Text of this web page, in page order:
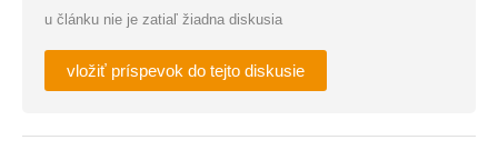
u článku nie je zatiaľ žiadna diskusia
vložiť príspevok do tejto diskusie